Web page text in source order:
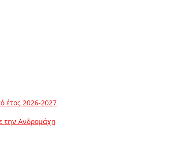
έτος 2026-2027
την Ανδρομάχη